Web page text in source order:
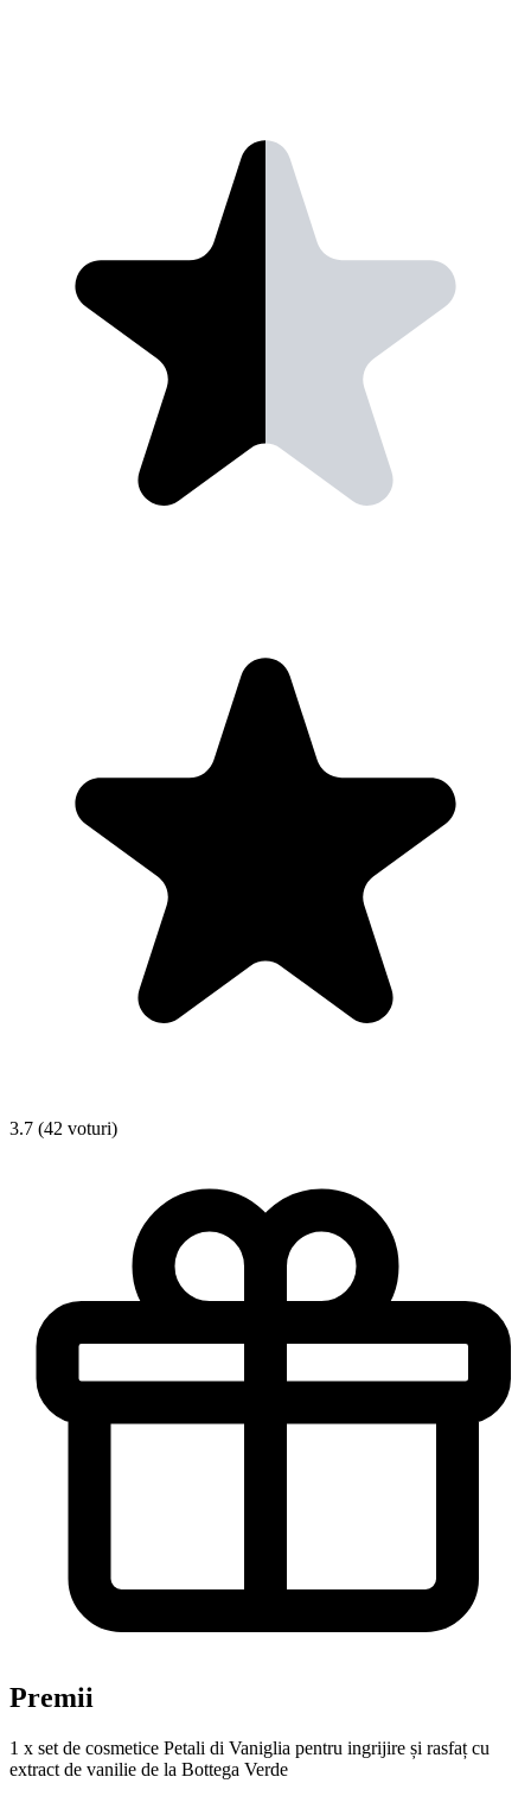
3.7 (42 voturi)
Premii
1 x set de cosmetice Petali di Vaniglia pentru ingrijire și rasfaț cu
extract de vanilie de la Bottega Verde